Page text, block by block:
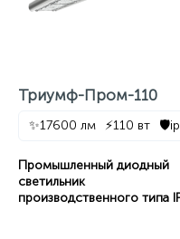
Триумф-Пром-110
✨17600 лм ⚡110 вт 🛡️
Промышленный диодный
светильник
производственного типа